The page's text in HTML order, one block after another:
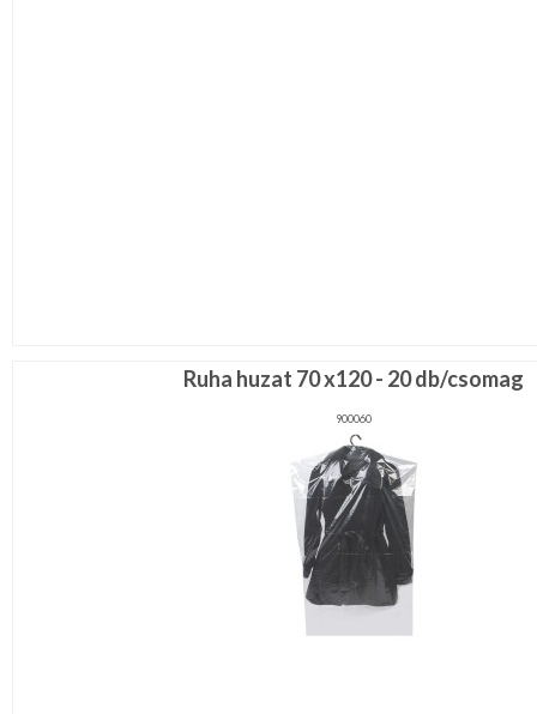
Ruha huzat 70 x120 - 20 db/csomag
900060